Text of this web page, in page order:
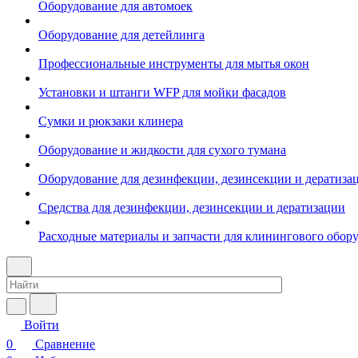
Оборудование для автомоек
Оборудование для детейлинга
Профессиональные инструменты для мытья окон
Установки и штанги WFP для мойки фасадов
Сумки и рюкзаки клинера
Оборудование и жидкости для сухого тумана
Оборудование для дезинфекции, дезинсекции и
Средства для дезинфекции, дезинсекции и дератизации
Расходные материалы и запчасти для клинингового
Войти
0
Сравнение